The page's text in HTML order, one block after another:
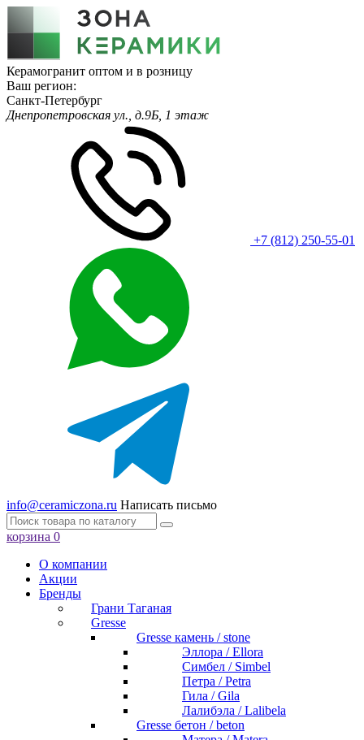
Керамогранит оптом и в розницу
Ваш регион:
Санкт-Петербург
Днепропетровская ул., д.9Б, 1 этаж
+7 (812) 250-55-01
info@ceramiczona.ru Написать письмо
корзина 0
О компании
Акции
Бренды
Грани Таганая
Gresse
Gresse камень / stone
Эллора / Ellora
Симбел / Simbel
Петра / Petra
Гила / Gila
Лалибэла / Lalibela
Gresse бетон / beton